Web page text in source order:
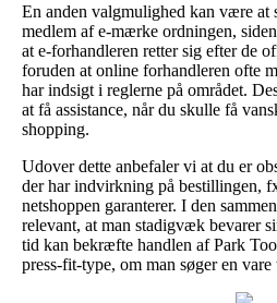
En anden valgmulighed kan være at
medlem af e-mærke ordningen,
at e-forhandleren retter sig efter de
foruden at online forhandleren ofte
har indsigt i reglerne på området.
at få assistance, når du skulle få
shopping.
Udover dette anbefaler vi at du er
der har indvirkning på bestillingen,
netshoppen garanterer. I den
relevant, at man stadigvæk bevarer
tid kan bekræfte handlen af Park
press-fit-type, om man søger en